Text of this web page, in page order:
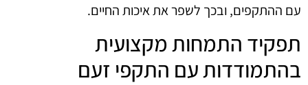
עם ההתקפים, ובכך לשפר את איכות החיים.
תפקיד התמחות מקצועית
בהתמודדות עם התקפי זעם